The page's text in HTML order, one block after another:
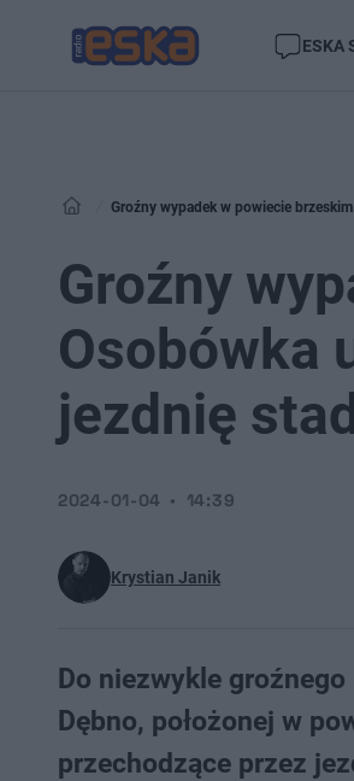
ESKA
Groźny wypadek w powiecie
Groźny
Osobówka
jezdnię
Krystian Janik
2024-01-04 14:39
Do niezwykle
Dębno, położonej w
przechodzące przez